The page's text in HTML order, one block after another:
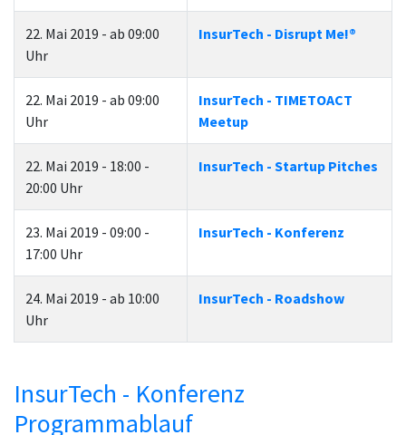
22. Mai 2019 - ab 09:00
Uhr
InsurTech - Disrupt Me!®
22. Mai 2019 - ab 09:00
Uhr
InsurTech - TIMETOACT
Meetup
22. Mai 2019 - 18:00 -
20:00 Uhr
InsurTech - Startup Pitches
23. Mai 2019 - 09:00 -
17:00 Uhr
InsurTech - Konferenz
24. Mai 2019 - ab 10:00
Uhr
InsurTech - Roadshow
InsurTech - Konferenz
Programmablauf